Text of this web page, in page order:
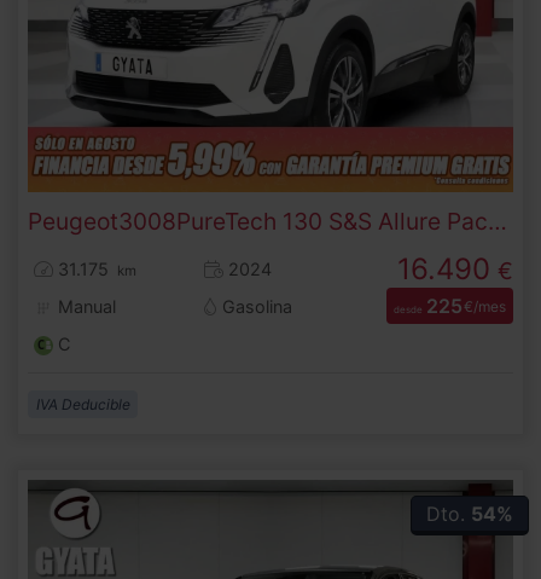
Peugeot3008 PureTech 130 S&S Allure Pack 96 kW (130 CV)
31.175 km
2024
Manual
Gasolina
C
16.490 €
desde 225€/mes
IVA Deducible
Dto. 54%